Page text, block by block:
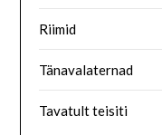
Riimid
Tänavalaternad
Tavatult teisiti